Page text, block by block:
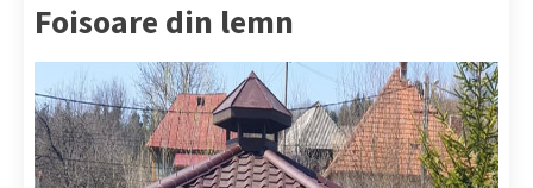
Foisoare din lemn